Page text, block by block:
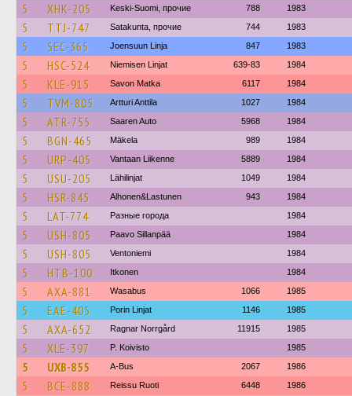
5 XHK-205 Keski-Suomi, прочие 788 1983
5 TTJ-747 Satakunta, прочие 744 1983
5 SEC-365 Joensuun Linja 847 1983
5 HSC-524 Niemisen Linjat 639-83 1984
5 KLE-915 Savon Matka 6117 1984
5 TVM-805 Artturi Anttila 1027 1984
5 ATR-755 Saaren Auto 5968 1984
5 BGN-465 Mäkela 989 1984
5 URP-405 Vantaan Liikenne 5889 1984
5 USU-205 Lähilinjat 1049 1984
5 HSR-845 Alhonen&Lastunen 943 1984
5 LAT-774 Разные города 1984
5 USH-805 Paavo Sillanpää 1984
5 USH-805 Ventoniemi 1984
5 HTB-100 Itkonen 1984
5 AXA-881 Wasabus 1066 1985
5 EAE-405 Porin Linjat 1146 1985
5 AXA-652 Ragnar Norrgård 11915 1985
5 XLE-397 P. Koivisto 1985
5 UXB-855 A-Bus 2067 1986
5 BCE-888 Reissu Ruoti 6448 1986